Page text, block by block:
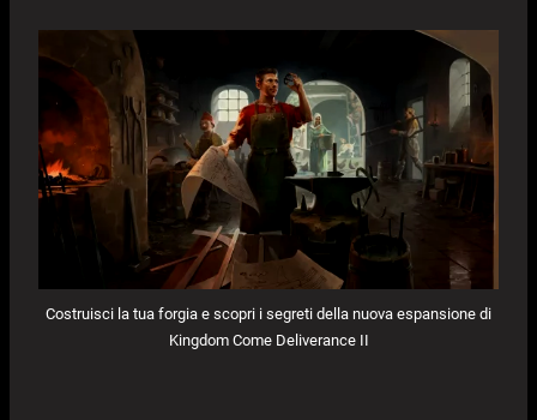
Costruisci la tua forgia e scopri i segreti della nuova espansione di
Kingdom Come Deliverance II